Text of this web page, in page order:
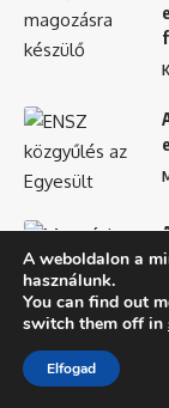
A weboldalon a
használunk.
You can find out
switch them off in
Elfogad